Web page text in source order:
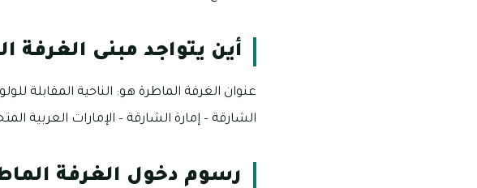
أين يتواجد مبنى الغرفة
عنوان الغرفة الماطرة هو: الناحية المقابلة
الشارقة – إمارة الشارقة – الإمارات العربية
رسوم دخول الغرفة